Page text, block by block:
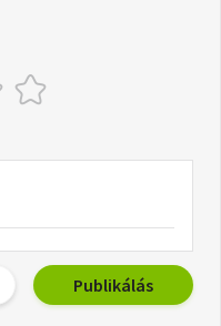
Publikálás